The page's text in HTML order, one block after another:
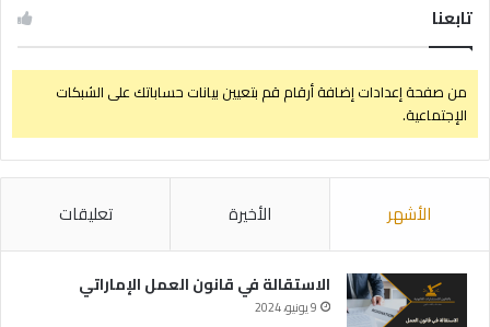
تابعنا
من صفحة إعدادات إضافة أرقام قم بتعيين بيانات حساباتك على الشبكات
الإجتماعية.
الأشهر الأخيرة تعليقات
الاستقالة في قانون العمل الإماراتي
9 يونيو، 2024